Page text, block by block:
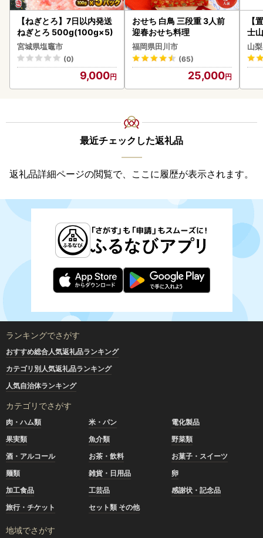
【ねぎとろ】7日以内発送
ねぎとろ 500g(100g×5)
宮城県塩竈市
(0)
9,000
おせち 白鳥 三段重 3人前
迎春おせち料理
福岡県田川市
(65)
25,000
【
士
山
最近チェックした返礼品
返礼品詳細ページの閲覧で、ここに履歴が表示されます。
ランキングでさがす
おすすめ総合人気返礼品ランキング
カテゴリ別人気返礼品ランキング
人気自治体ランキング
カテゴリでさがす
肉・ハム類 米・パン
電化製品
果実類
魚介類
野菜類
酒・アルコール
お茶・飲料
お菓子・スイーツ
麺類
雑貨・日用品
卵
加工食品
工芸品
感謝状・記念品
旅行・チケット
セット類 その他
地域でさがす